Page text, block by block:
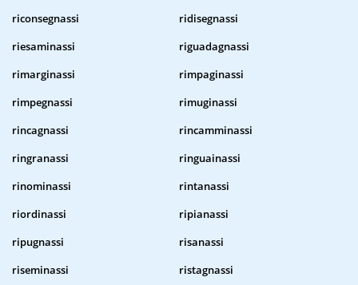
riconsegnassi
ridisegnassi
riesaminassi
riguadagnassi
rimarginassi
rimpaginassi
rimpegnassi
rimuginassi
rincagnassi
rincamminassi
ringranassi
ringuainassi
rinominassi
rintanassi
riordinassi
ripianassi
ripugnassi
risanassi
riseminassi
ristagnassi